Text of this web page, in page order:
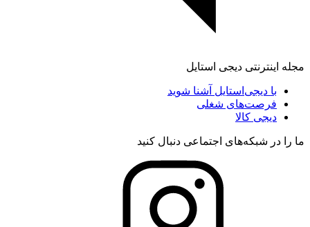
مجله اینترنتی دیجی استایل
با دیجی‌استایل آشنا شوید
فرصت‌های شغلی
دیجی کالا
ما را در شبکه‌های اجتماعی دنبال کنید